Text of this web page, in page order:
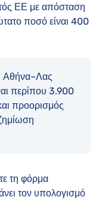
ΕΕ με απόσταση
ποσό είναι 400
Αθήνα–Λας
περίπου 3.900
προορισμός
τη φόρμα
τον υπολογισμό